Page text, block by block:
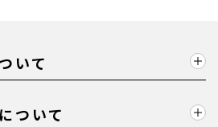
いて
ついて